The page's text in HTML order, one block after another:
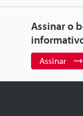
Assinar o
Assinar